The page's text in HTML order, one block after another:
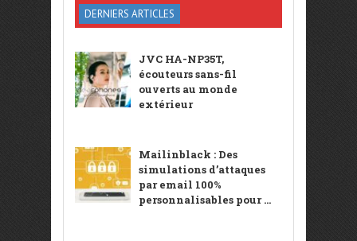
DERNIERS ARTICLES
JVC HA-NP35T,
écouteurs sans-fil
ouverts au monde
extérieur
Mailinblack : Des
simulations d’attaques
par email 100%
personnalisables pour ...